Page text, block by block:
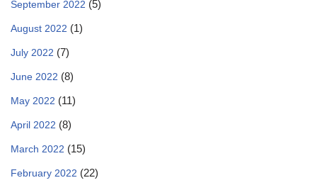
September 2022 (5)
August 2022 (1)
July 2022 (7)
June 2022 (8)
May 2022 (11)
April 2022 (8)
March 2022 (15)
February 2022 (22)